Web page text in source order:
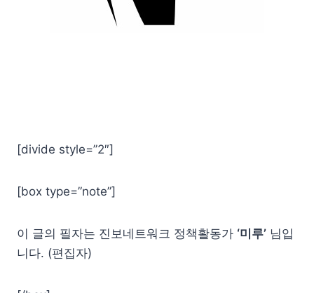
[divide style=”2″]
[box type=”note”]
이 글의 필자는 진보네트워크 정책활동가 ‘미루’ 님입
니다. (편집자)